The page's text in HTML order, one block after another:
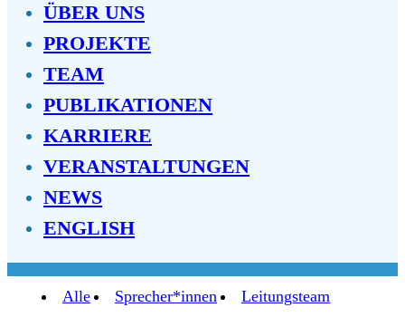
ÜBER UNS
PROJEKTE
TEAM
PUBLIKATIONEN
KARRIERE
VERANSTALTUNGEN
NEWS
ENGLISH
Alle Sprecher*innen Leitungsteam